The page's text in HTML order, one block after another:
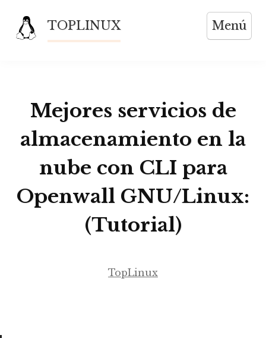
contenido
TOPLINUX Menú
Mejores servicios de
almacenamiento en la
nube con CLI para
Openwall GNU/Linux:
(Tutorial)
TopLinux